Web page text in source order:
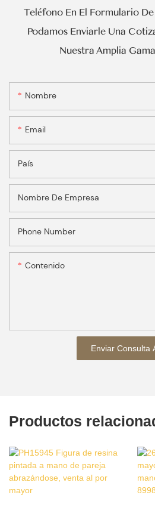
Teléfono En El Formulario
Podamos Enviarle Una
Nuestra Amplia
Nombre
Email
País
Nombre De Empresa
Phone Number
Contenido
Enviar Consulta
Productos